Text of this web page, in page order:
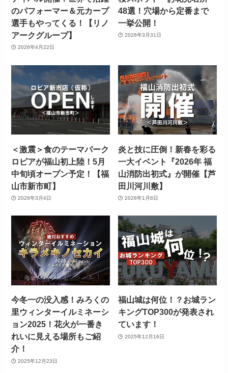
のパフォーマー＆元カープ
選手もやってくる！【リノ
アークグループ】
2026年4月22日
48選！穴場から定番まで
一挙公開！
2026年3月31日
＜激震＞食のテーマパーク
ロピアが福山初上陸！5月
中旬頃オープン予定！【福
山市新市町】
2026年3月4日
炎と技に圧倒！新春を彩る
一大イベント『2026年 福
山消防出初式』が開催【芦
田川河川敷】
2026年1月6日
今冬一の没入感！みろくの
里ウィンターイルミネーシ
ョン2025！花火が一番き
れいに見える場所もご紹
介！
2025年12月23日
福山城は何位！？お城ラン
キングTOP300が発表され
ています！
2025年12月16日